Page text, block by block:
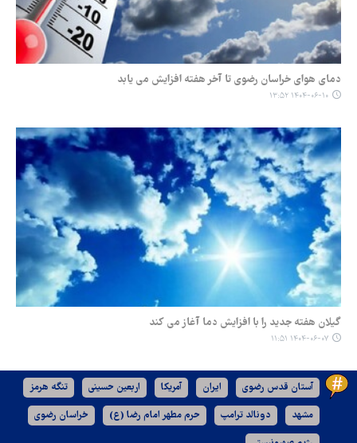
دمای هوای خراسان رضوی تا آخر هفته افزایش می یابد
۱۴۰۴-۰۶-۱۰ ۱۳:۵۲
گیلان هفته جدید را با افزایش دما آغاز می کند
۱۴۰۴-۰۶-۰۷ ۱۱:۵۱
آستان قدس رضوی ایران آمریکا اربعین حسینی تنگه هرمز
مشهد دونالد ترامپ حرم مطهر امام رضا (ع) خراسان رضوی